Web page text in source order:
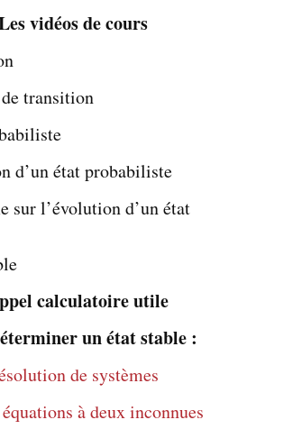
vidéos de cours
transition
d’un état probabiliste
sur l’évolution d’un état
calculatoire utile
un état stable :
de systèmes
à deux inconnues